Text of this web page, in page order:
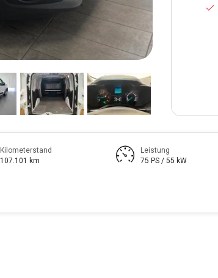
Kilometerstand
107.101 km
Leistung
75 PS / 55 kW